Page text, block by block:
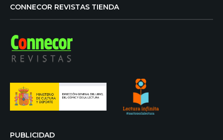
CONNECOR REVISTAS TIENDA
PUBLICIDAD